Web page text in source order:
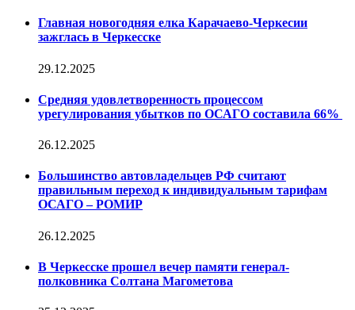
Главная новогодняя елка Карачаево-Черкесии
зажглась в Черкесске
29.12.2025
Средняя удовлетворенность процессом
урегулирования убытков по ОСАГО составила 66%
26.12.2025
Большинство автовладельцев РФ считают
правильным переход к индивидуальным тарифам
ОСАГО – РОМИР
26.12.2025
В Черкесске прошел вечер памяти генерал-
полковника Солтана Магометова